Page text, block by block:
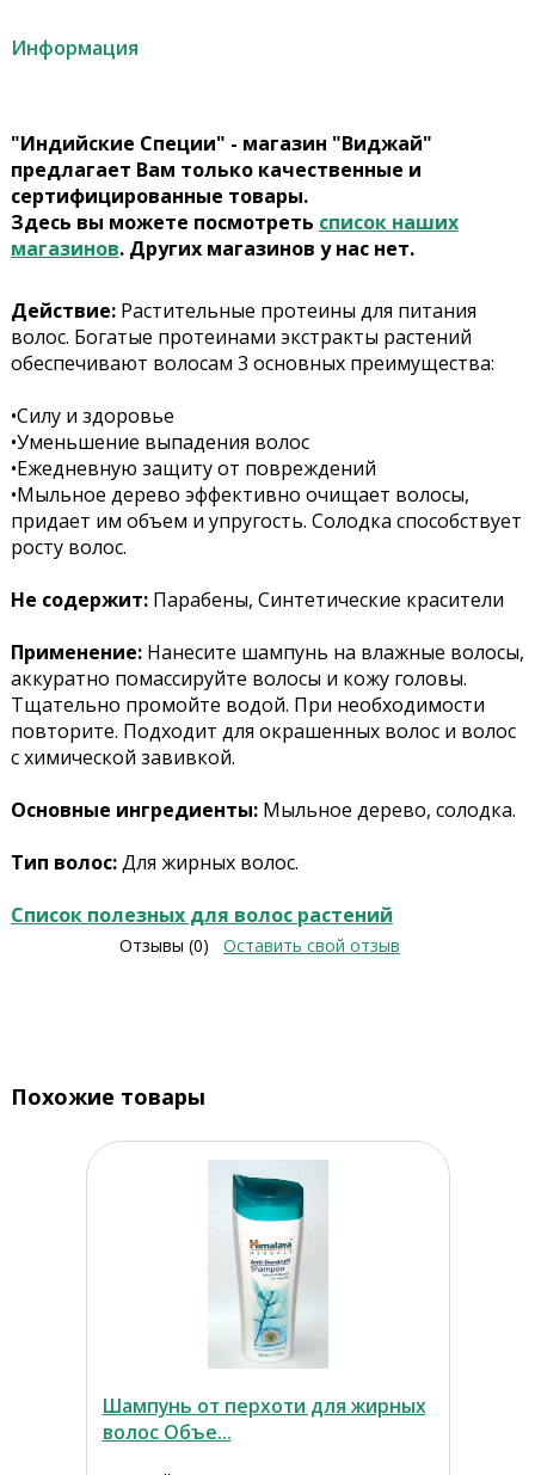
Информация
"Индийские Специи" - магазин "Виджай"
предлагает Вам только качественные и
сертифицированные товары.
Здесь вы можете посмотреть список наших
магазинов. Других магазинов у нас нет.
Действие: Растительные протеины для питания
волос. Богатые протеинами экстракты растений
обеспечивают волосам 3 основных преимущества:
•Силу и здоровье
•Уменьшение выпадения волос
•Ежедневную защиту от повреждений
•Мыльное дерево эффективно очищает волосы,
придает им объем и упругость. Солодка способствует
росту волос.
Не содержит: Парабены, Синтетические красители
Применение: Нанесите шампунь на влажные волосы,
аккуратно помассируйте волосы и кожу головы.
Тщательно промойте водой. При необходимости
повторите. Подходит для окрашенных волос и волос
с химической завивкой.
Основные ингредиенты: Мыльное дерево, солодка.
Тип волос:Для жирных волос.
Список полезных для волос растений
Отзывы (0) Оставить свой отзыв
Похожие товары
Шампунь от перхоти для жирных
волос Объе...